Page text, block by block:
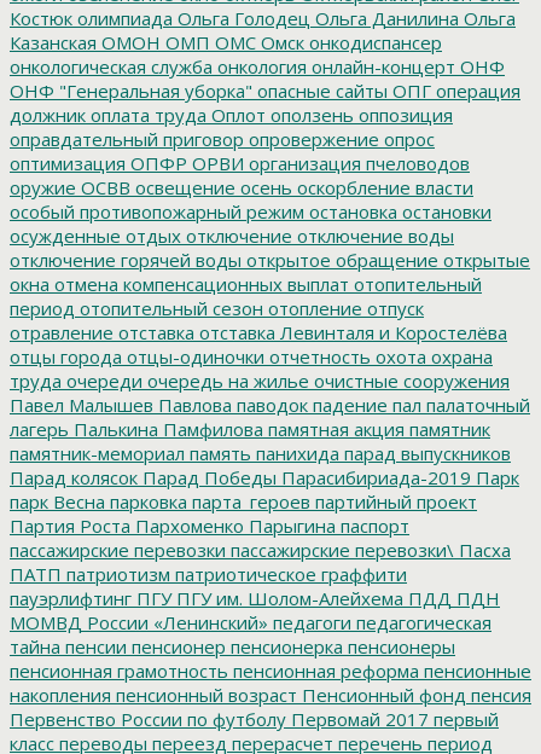
Костюк олимпиада Ольга Голодец Ольга Данилина Ольга
Казанская ОМОН ОМП ОМС Омск онкодиспансер
онкологическая служба онкология онлайн-концерт ОНФ
ОНФ "Генеральная уборка" опасные сайты ОПГ операция
должник оплата труда Оплот оползень оппозиция
оправдательный приговор опровержение опрос
оптимизация ОПФР ОРВИ организация пчеловодов
оружие ОСВВ освещение осень оскорбление власти
особый противопожарный режим остановка остановки
осужденные отдых отключение отключение воды
отключение горячей воды открытое обращение открытые
окна отмена компенсационных выплат отопительный
период отопительный сезон отопление отпуск
отравление отставка отставка Левинталя и Коростелёва
отцы города отцы-одиночки отчетность охота охрана
труда очереди очередь на жилье очистные сооружения
Павел Малышев Павлова паводок падение пал палаточный
лагерь Палькина Памфилова памятная акция памятник
памятник-мемориал память панихида парад выпускников
Парад колясок Парад Победы Парасибириада-2019 Парк
парк Весна парковка парта_героев партийный проект
Партия Роста Пархоменко Парыгина паспорт
пассажирские перевозки пассажирские перевозки\ Пасха
ПАТП патриотизм патриотическое граффити
пауэрлифтинг ПГУПГУ им. Шолом-Алейхема ПДД ПДН
МОМВД России «Ленинский» педагоги педагогическая
тайна пенсии пенсионер пенсионерка пенсионеры
пенсионная грамотность пенсионная реформа пенсионные
накопления пенсионный возраст Пенсионный фонд пенсия
Первенство России по футболу Первомай 2017 первый
класс переводы переезд перерасчет перечень период